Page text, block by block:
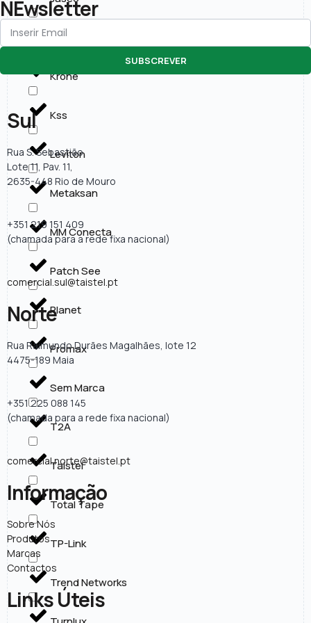
KOBAN
Krone
Kss
Leviton
Metaksan
MM Conecta
Patch See
Planet
Promax
Sem Marca
T2A
Taistel
Total Tape
TP-Link
Trend Networks
NEwsletter
SUBSCREVER
Sul
Rua S. Sebastião
Lote 11, Pav. 11,
2635-448 Rio de Mouro
+351 219 151 409
(chamada para a rede fixa nacional)
comercial.sul@taistel.pt
Norte
Rua Raimundo Durães Magalhães, lote 12
4475-189 Maia
+351 225 088 145
(chamada para a rede fixa nacional)
comercial.norte@taistel.pt
Informação
Sobre Nós
Produtos
Marcas
Contactos
Links Úteis